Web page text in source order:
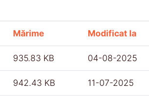
Mărime Modificat la
935.83 KB 04-08-2025
942.43 KB 11-07-2025